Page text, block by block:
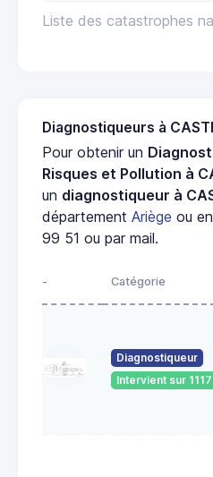
Liste des catastrophes
Diagnostiqueurs à
Pour obtenir un
Risques et Pollution à
un diagnostiqueur à
département Ariège ou
99 51 ou par mail.
- Catégorie
Diagnostiqueur
Intervient sur